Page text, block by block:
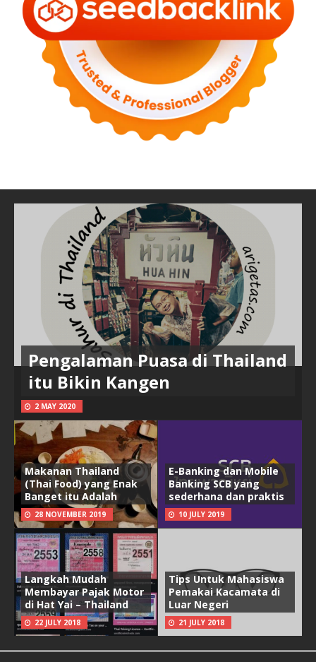
Pengalaman Puasa di Thailand
itu Bikin Kangen
2 MAY 2020
Makanan Thailand
(Thai Food) yang Enak
Banget itu Adalah
28 NOVEMBER 2019
E-Banking dan Mobile
Banking SCB yang
sederhana dan praktis
10 JULY 2019
Langkah Mudah
Membayar Pajak Motor
di Hat Yai – Thailand
22 JULY 2018
Tips Untuk Mahasiswa
Pemakai Kacamata di
Luar Negeri
21 JULY 2018